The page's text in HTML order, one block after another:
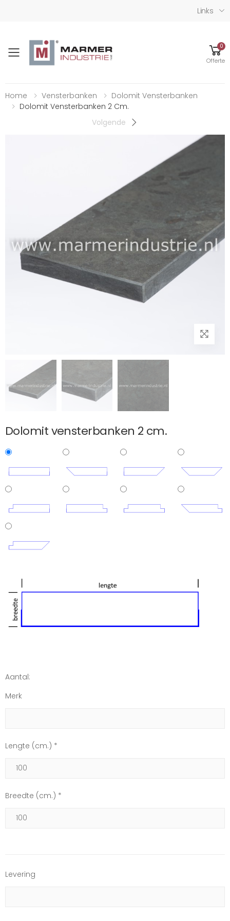
Links
Toggle mobile menu
0
Offerte
Home Vensterbanken
Dolomit Vensterbanken
Dolomit Vensterbanken 2 Cm.
Volgende
Dolomit vensterbanken 2 cm.
Aantal:
Merk
Lengte (cm.) *
Breedte (cm.) *
Levering